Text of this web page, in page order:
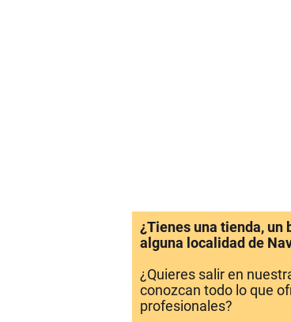
¿Tienes una tienda, un
alguna localidad de
¿Quieres salir en
conozcan todo lo que
profesionales?